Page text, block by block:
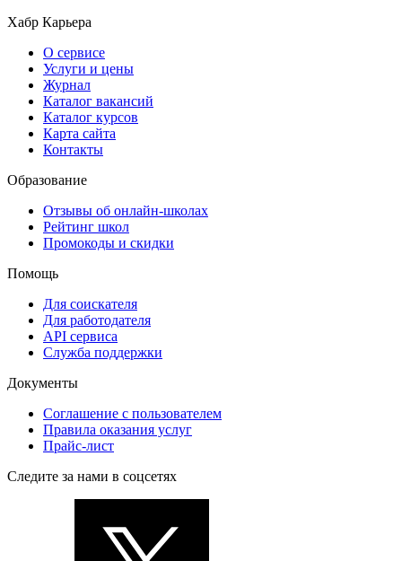
Хабр Карьера
О сервисе
Услуги и цены
Журнал
Каталог вакансий
Каталог курсов
Карта сайта
Контакты
Образование
Отзывы об онлайн-школах
Рейтинг школ
Промокоды и скидки
Помощь
Для соискателя
Для работодателя
API сервиса
Служба поддержки
Документы
Соглашение с пользователем
Правила оказания услуг
Прайс-лист
Следите за нами в соцсетях